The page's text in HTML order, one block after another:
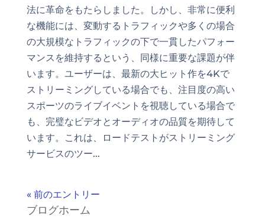
法に革命をもたらしました。しかし、非常に便利
な機能には、変動するトラフィックや多くの場合
の大規模なトラフィックの下で一貫したパフォー
マンスを維持するという、同様に重要な課題が伴
います。ユーザーは、最新の大ヒット作を4Kで
ストリーミングしている場合でも、注目度の高い
スポーツのライブイベントを視聴している場合で
も、完璧なビデオとオーディオの品質を期待して
います。これは、ロードテストがストリーミング
サービスのツー...
« 前のエントリー
ブログホーム